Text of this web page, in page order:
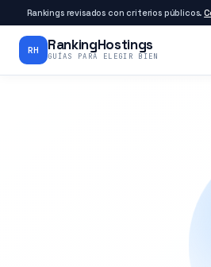
Rankings revisados con criterios públicos.
RH RankingHostings
GUÍAS PARA ELEGIR BIEN